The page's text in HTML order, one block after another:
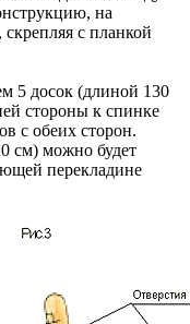
на
с планкой
5 досок (длиной 130
стороны к спинке
с обеих сторон.
см) можно будет
перекладине